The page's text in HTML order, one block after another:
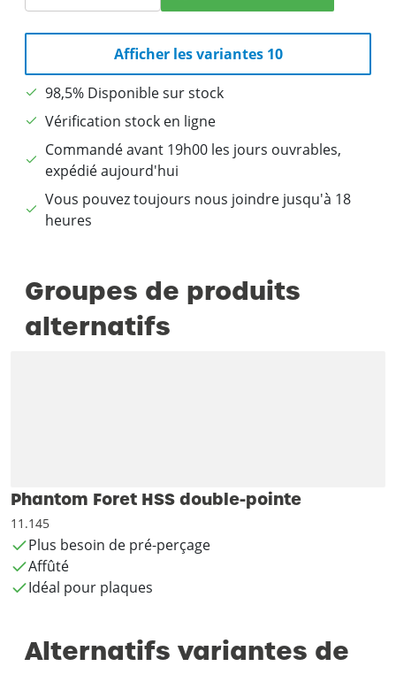
Afficher les variantes 10
98,5% Disponible sur stock
Vérification stock en ligne
Commandé avant 19h00 les jours ouvrables,
expédié aujourd'hui
Vous pouvez toujours nous joindre jusqu'à 18
heures
Groupes de produits
alternatifs
Phantom Foret HSS double-pointe
11.145
Plus besoin de pré-perçage
Affûté
Idéal pour plaques
Alternatifs variantes de